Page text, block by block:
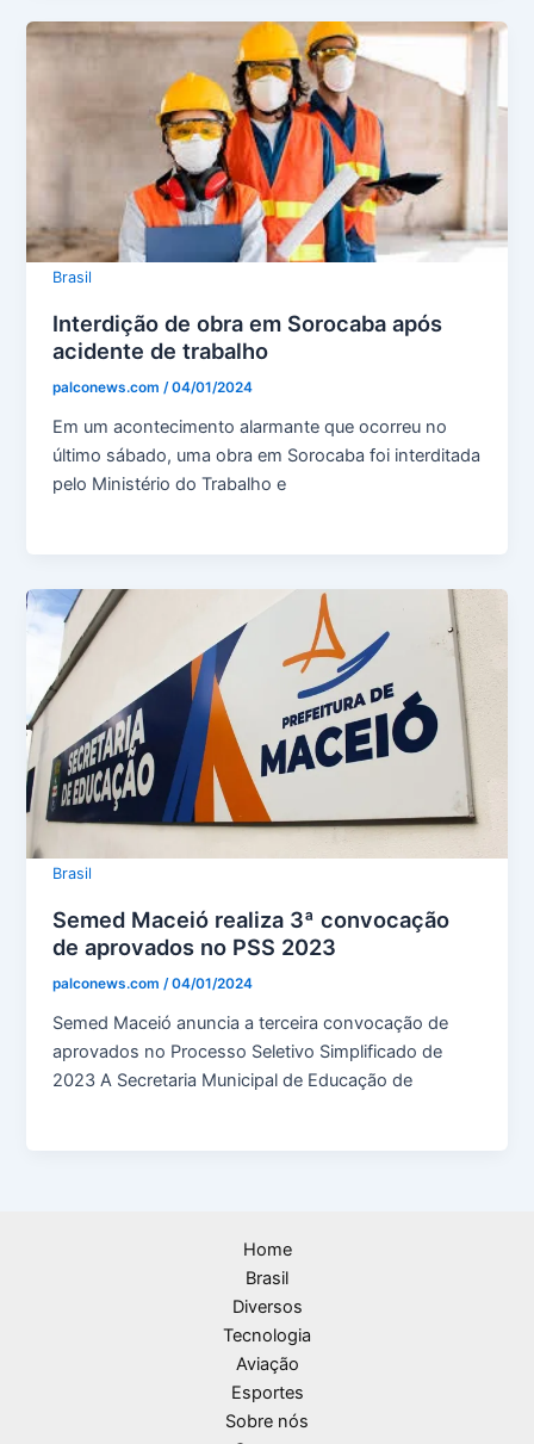
Brasil
Interdição de obra em Sorocaba após
acidente de trabalho
palconews.com /04/01/2024
Em um acontecimento alarmante que ocorreu no
último sábado, uma obra em Sorocaba foi interditada
pelo Ministério do Trabalho e
Brasil
Semed Maceió realiza 3ª convocação
de aprovados no PSS 2023
palconews.com/04/01/2024
Semed Maceió anuncia a terceira convocação de
aprovados no Processo Seletivo Simplificado de
2023 A Secretaria Municipal de Educação de
Home
Brasil
Diversos
Tecnologia
Aviação
Esportes
Sobre nós